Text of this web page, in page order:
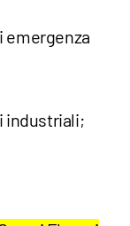
emergenza
industriali;